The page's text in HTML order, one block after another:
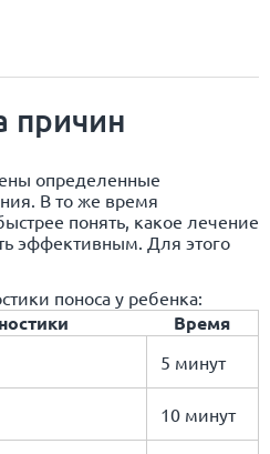
причин
определенные
В то же время
понять, какое лечение
эффективным. Для этого
поноса у ребенка:
Время
5 минут
10 минут